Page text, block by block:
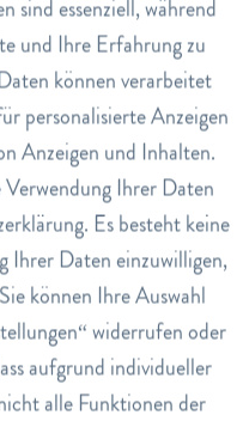
in der Schweiz,
einnehmen.
Inaktiv
Inaktiv
Inaktiv
sind essenziell, während
und Ihre Erfahrung zu
können verarbeitet
personalisierte Anzeigen
Anzeigen und Inhalten.
Ihrer Daten
Es besteht keine
Ihrer Daten einzuwilligen,
können Ihre Auswahl
widerrufen oder
aufgrund individueller
alle Funktionen der